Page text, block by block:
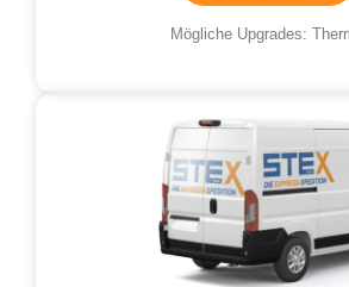
Mögliche Upgrades: